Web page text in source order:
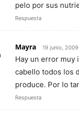
pelo por sus
Respuesta
Mayra 19 junio, 2009
Hay un error muy
cabello todos los
produce. Por lo
Respuesta